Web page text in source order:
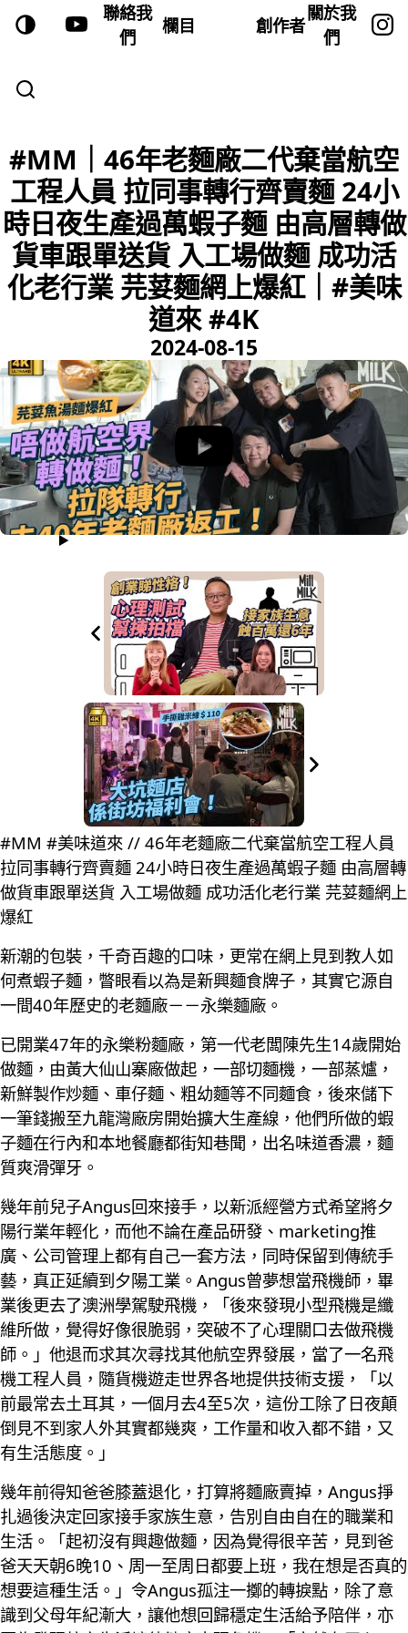
聯絡我
們
欄目 創作者
關於我
們
#MM｜46年老麵廠二代棄當航空
工程人員 拉同事轉行齊賣麵 24小
時日夜生產過萬蝦子麵 由高層轉做
貨車跟單送貨 入工場做麵 成功活
化老行業 芫荽麵網上爆紅｜#美味
道來 #4K
2024-08-15
#MM #美味道來 // 46年老麵廠二代棄當航空工程人員
拉同事轉行齊賣麵 24小時日夜生產過萬蝦子麵 由高層轉
做貨車跟單送貨 入工場做麵 成功活化老行業 芫荽麵網上
爆紅
新潮的包裝，千奇百趣的口味，更常在網上見到教人如
何煮蝦子麵，瞥眼看以為是新興麵食牌子，其實它源自
一間40年歷史的老麵廠－－永樂麵廠。
已開業47年的永樂粉麵廠，第一代老闆陳先生14歲開始
做麵，由黃大仙山寨廠做起，一部切麵機，一部蒸爐，
新鮮製作炒麵、車仔麵、粗幼麵等不同麵食，後來儲下
一筆錢搬至九龍灣廠房開始擴大生產線，他們所做的蝦
子麵在行內和本地餐廳都街知巷聞，出名味道香濃，麵
質爽滑彈牙。
幾年前兒子Angus回來接手，以新派經營方式希望將夕
陽行業年輕化，而他不論在產品研發、marketing推
廣、公司管理上都有自己一套方法，同時保留到傳統手
藝，真正延續到夕陽工業。Angus曾夢想當飛機師，畢
業後更去了澳洲學駕駛飛機，「後來發現小型飛機是纖
維所做，覺得好像很脆弱，突破不了心理關口去做飛機
師。」他退而求其次尋找其他航空界發展，當了一名飛
機工程人員，隨貨機遊走世界各地提供技術支援，「以
前最常去土耳其，一個月去4至5次，這份工除了日夜顛
倒見不到家人外其實都幾爽，工作量和收入都不錯，又
有生活態度。」
幾年前得知爸爸膝蓋退化，打算將麵廠賣掉，Angus掙
扎過後決定回家接手家族生意，告別自由自在的職業和
生活。「起初沒有興趣做麵，因為覺得很辛苦，見到爸
爸天天朝6晚10、周一至周日都要上班，我在想是否真的
想要這種生活。」令Angus孤注一擲的轉捩點，除了意
識到父母年紀漸大，讓他想回歸穩定生活給予陪伴，亦